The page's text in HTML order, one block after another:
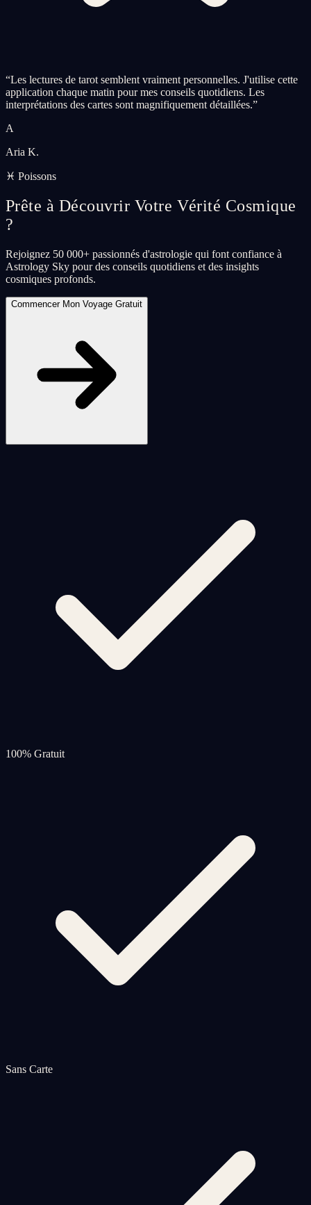
“Les lectures de tarot semblent vraiment personnelles. J'utilise cette
application chaque matin pour mes conseils quotidiens. Les
interprétations des cartes sont magnifiquement détaillées.”
A
Aria K.
♓ Poissons
Prête à Découvrir Votre Vérité Cosmique
?
Rejoignez 50 000+ passionnés d'astrologie qui font confiance à
Astrology Sky pour des conseils quotidiens et des insights
cosmiques profonds.
Commencer Mon Voyage Gratuit
100% Gratuit
Sans Carte